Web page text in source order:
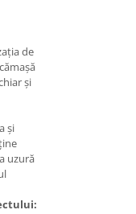
de
și
și
uzură